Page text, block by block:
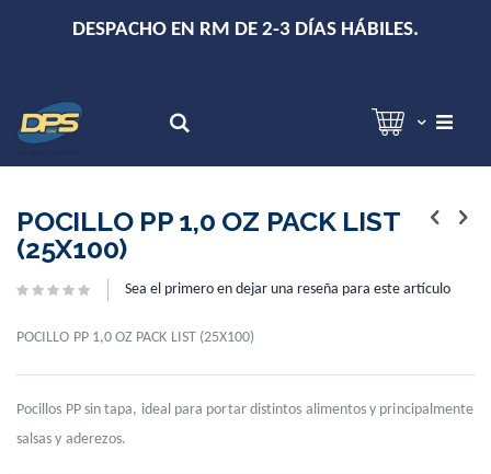
DESPACHO EN RM DE 2-3 DÍAS HÁBILES.
to
the
end
the
gallery
to
the
beginning
the
gallery
POCILLO PP 1,0 OZ PACK LIST
(25X100)
Sea el primero en dejar una reseña para este artículo
POCILLO PP 1,0 OZ PACK LIST (25X100)
Pocillos PP sin tapa, ideal para portar distintos alimentos y principalmente
salsas y aderezos.